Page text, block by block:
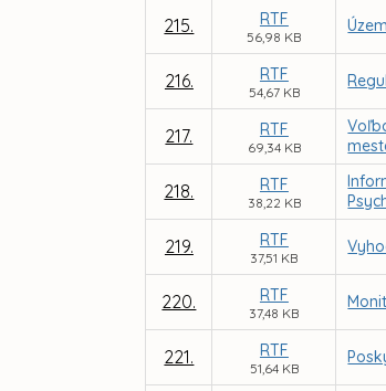
215. RTF
56,98 KB
216. RTF
54,67 KB
217. RTF
69,34 KB
218. RTF
38,22 KB
219. RTF
37,51 KB
220. RTF
37,48 KB
221. RTF
51,64 KB